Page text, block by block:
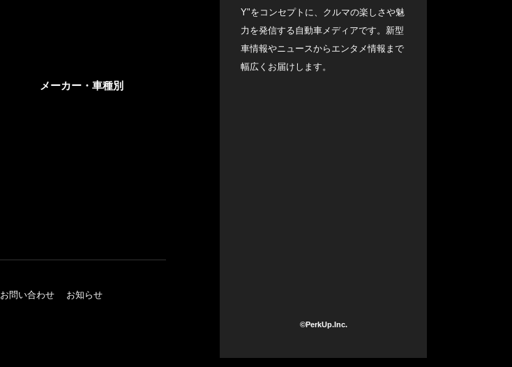
メーカー・車種別
お問い合わせ
お知らせ
Y"をコンセプトに、クルマの楽しさや魅
力を発信する自動車メディアです。新型
車情報やニュースからエンタメ情報まで
幅広くお届けします。
©PerkUp.Inc.